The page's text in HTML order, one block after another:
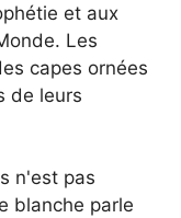
et aux
Les
capes ornées
de leurs
n'est pas
blanche parle